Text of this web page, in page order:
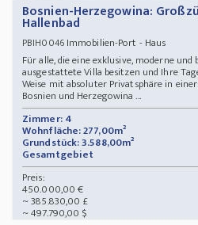
Bosnien-Herzegowina:
Hallenbad
PBIH0046Immobilien-Port - Haus
Für alle, die eine exklusive, moderne und
ausgestattete Villa besitzen und Ihre
Weise mit absoluter Privatsphäre in
Bosnien und Herzegowina ...
Zimmer: 4
Wohnfläche: 277,00m²
Grundstück: 3.588,00m²
Gesamtgebiet
Preis:
450.000,00 €
~ 385.830,00 £
~ 497.790,00 $